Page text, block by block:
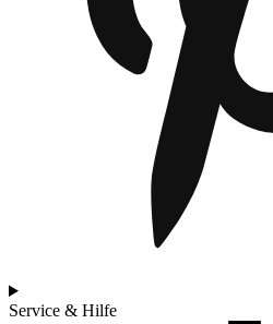
Service & Hilfe